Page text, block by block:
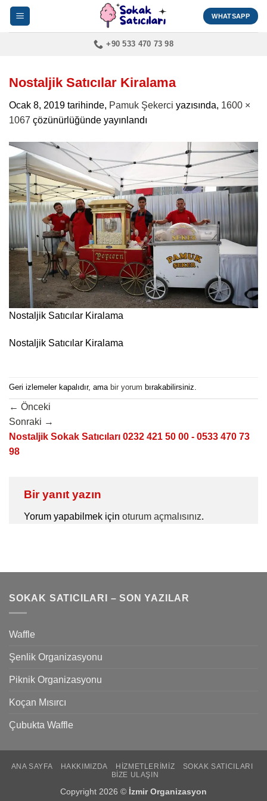
İçeriğe
atla
WHATSAPP
+90 533 470 73 98
Nostaljik Satıcılar Kiralama
Ocak 8, 2019 tarihinde, Pamuk Şekerci yazısında, 1600 ×
1067 çözünürlüğünde yayınlandı
Nostaljik Satıcılar Kiralama
Nostaljik Satıcılar Kiralama
Geri izlemeler kapalıdır, ama bir yorum bırakabilirsiniz.
← Önceki
Sonraki →
Nostaljik Sokak Satıcıları 0232 421 50 00 - 0533 470 73
98
Bir yanıt yazın
Yorum yapabilmek için oturum açmalısınız.
SOKAK SATICILARI – SON YAZILAR
Waffle
Şenlik Organizasyonu
Piknik Organizasyonu
Koçan Mısırcı
Çubukta Waffle
ANA SAYFA HAKKIMIZDA HIZMETLERIMIZ
SOKAK SATICILARI
BIZE ULAŞIN
Copyright 2026 © İzmir Organizasyon